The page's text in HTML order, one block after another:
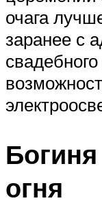
очага
заранее с
огня